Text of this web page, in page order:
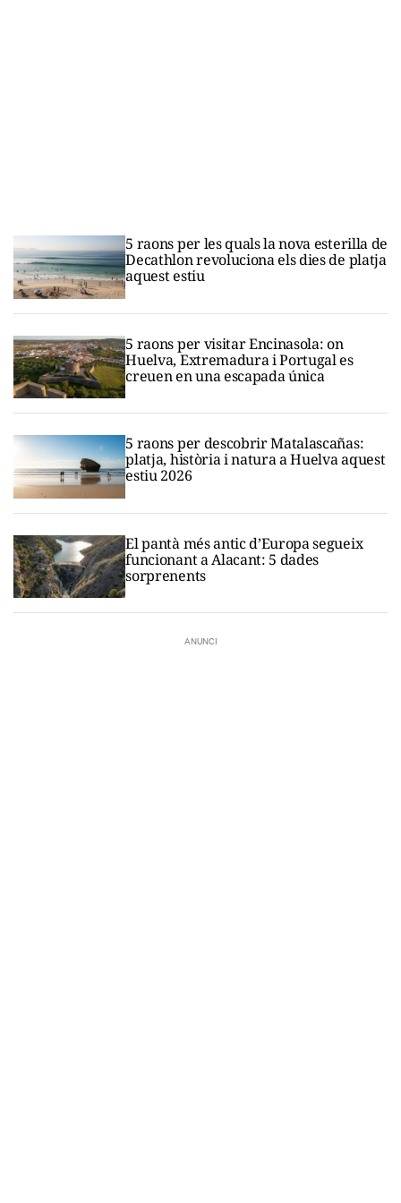
5 raons per les quals la nova esterilla de
Decathlon revoluciona els dies de platja
aquest estiu
5 raons per visitar Encinasola: on
Huelva, Extremadura i Portugal es
creuen en una escapada única
5 raons per descobrir Matalascañas:
platja, història i natura a Huelva aquest
estiu 2026
El pantà més antic d’Europa segueix
funcionant a Alacant: 5 dades
sorprenents